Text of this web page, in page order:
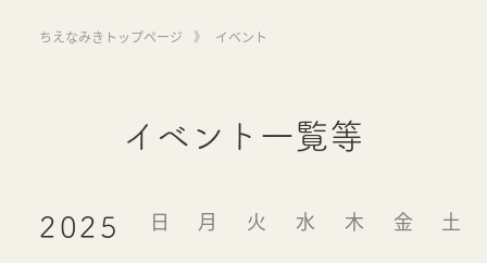
ちえなみきトップページ 》 イベント
イベント一覧等
2025 日 月 火 水 木 金 土